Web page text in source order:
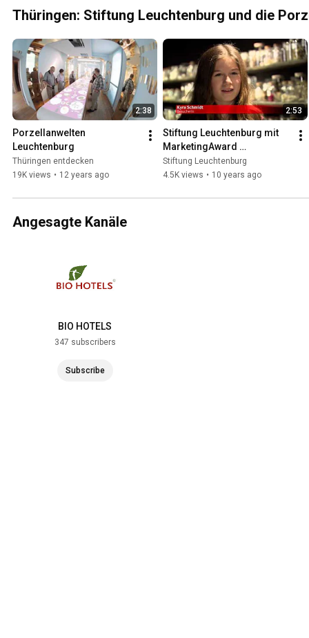
Thüringen: Stiftung Leuchtenburg und die
2:38
Porzellanwelten
Leuchtenburg
Thüringen entdecken
19K views • 12 years ago
2:53
Stiftung Leuchtenburg mit
MarketingAward
ausgezeichnet
Stiftung Leuchtenburg
4.5K views • 10 years ago
Angesagte Kanäle
BIO HOTELS
347 subscribers
Subscribe